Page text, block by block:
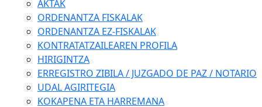
AKTAK
ORDENANTZA FISKALAK
ORDENANTZA EZ-FISKALAK
KONTRATATZAILEAREN PROFILA
HIRIGINTZA
ERREGISTRO ZIBILA / JUZGADO DE PAZ / NOTARIO
UDAL AGIRITEGIA
KOKAPENA ETA HARREMANA